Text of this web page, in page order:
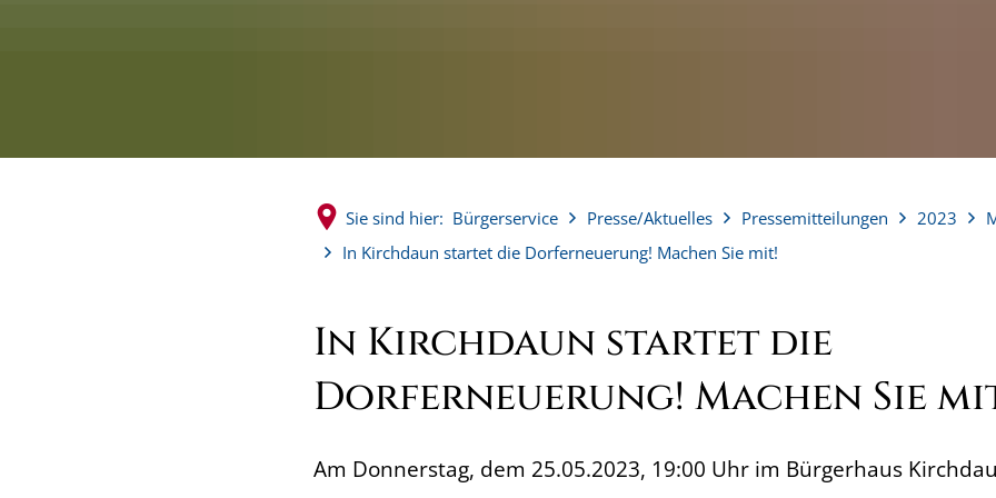
Sie sind hier: Bürgerservice Presse/Aktuelles Pressemitteilungen 2023
In Kirchdaun startet die Dorferneuerung! Machen Sie mit!
In Kirchdaun startet die
Dorferneuerung! Machen Sie
Am Donnerstag, dem 25.05.2023, 19:00 Uhr im Bürgerhaus